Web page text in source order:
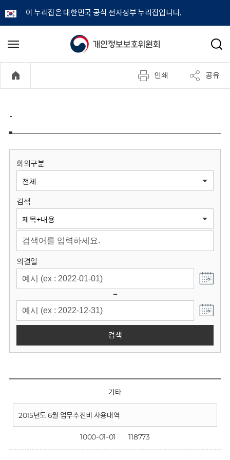
이 누리집은 대한민국 공식 전자정부 누리집입니다.
개
정
보
원
회
메
기
검
인쇄 공유
-
회의구분
검색
의결일
~
검색
기타
2015년도 6월 업무추진비 사용내역
1000-01-01 118773